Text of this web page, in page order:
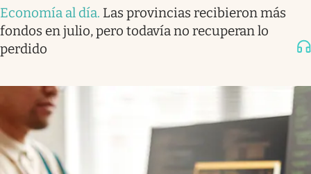
Economía al día. Las provincias recibieron más
fondos en julio, pero todavía no recuperan lo
perdido